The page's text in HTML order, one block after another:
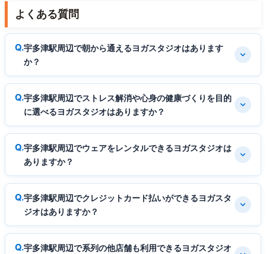
よくある質問
宇多津駅周辺で朝から通えるヨガスタジオはあります
か？
宇多津駅周辺でストレス解消や心身の健康づくりを目的
に選べるヨガスタジオはありますか？
宇多津駅周辺でウェアをレンタルできるヨガスタジオは
ありますか？
宇多津駅周辺でクレジットカード払いができるヨガスタ
ジオはありますか？
宇多津駅周辺で系列の他店舗も利用できるヨガスタジオ